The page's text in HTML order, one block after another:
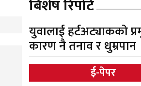
५
गैँडाको आतंकः बगुवनमा
धानबाली नष्ट,
स्थापनाको एक दशकपछि
त्रिवेणीको आफ्नै
बिशेष रिपोर्ट
युवालाई हर्टअट्याकको
कारण नै तनाव र धुम्रपान
ई-पेपर